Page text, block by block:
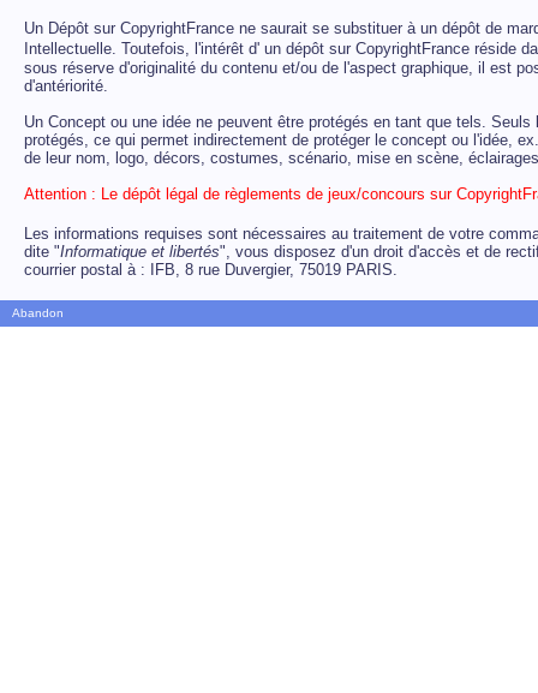
Un Dépôt sur CopyrightFrance ne saurait se substituer à un dépôt de
Intellectuelle. Toutefois, l'intérêt d' un dépôt sur CopyrightFrance réside
sous réserve d'originalité du contenu et/ou de l'aspect graphique, il est
d'antériorité.
Un Concept ou une idée ne peuvent être protégés en tant que tels.
protégés, ce qui permet indirectement de protéger le concept ou l'idée,
de leur nom, logo, décors, costumes, scénario, mise en scène,
Attention : Le dépôt légal de règlements de jeux/concours sur
Les informations requises sont nécessaires au traitement de votre
dite "Informatique et libertés", vous disposez d'un droit d'accès et de
courrier postal à : IFB, 8 rue Duvergier, 75019 PARIS.
Abandon